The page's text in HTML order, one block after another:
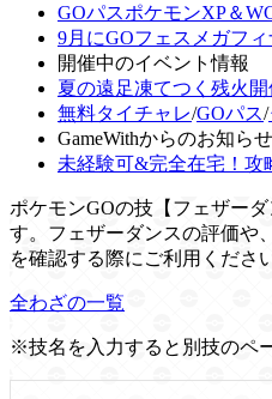
GOパスポケモンXP＆
9月にGOフェスメガフィ
開催中のイベント情報
夏の遠足凍てつく残火開
無料タイチャレ/GOパス/
GameWithからのお知らせ
未経験可&完全在宅！攻
ポケモンGOの技【フェザー
す。フェザーダンスの評価や
を確認する際にご利用ください
全わざの一覧
※技名を入力すると別技のペ